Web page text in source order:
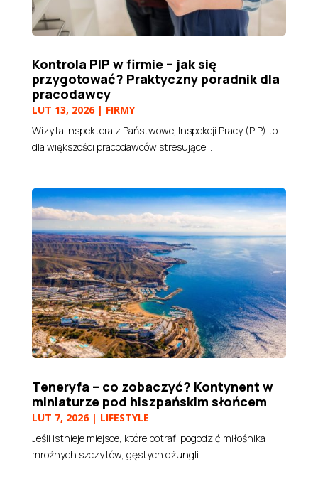
Kontrola PIP w firmie – jak się
przygotować? Praktyczny poradnik dla
pracodawcy
LUT 13, 2026| FIRMY
Wizyta inspektora z Państwowej Inspekcji Pracy (PIP) to
dla większości pracodawców stresujące...
Teneryfa – co zobaczyć? Kontynent w
miniaturze pod hiszpańskim słońcem
LUT 7, 2026| LIFESTYLE
Jeśli istnieje miejsce, które potrafi pogodzić miłośnika
mroźnych szczytów, gęstych dżungli i...